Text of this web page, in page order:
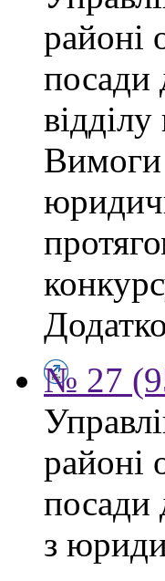
районі
посади
Вимоги
№ 27
районі
посади
з